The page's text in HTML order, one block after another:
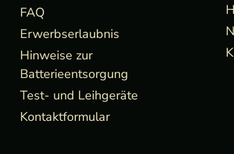
FAQ
Erwerbserlaubnis
Hinweise zur
Batterieentsorgung
Test- und Leihgeräte
Kontaktformular